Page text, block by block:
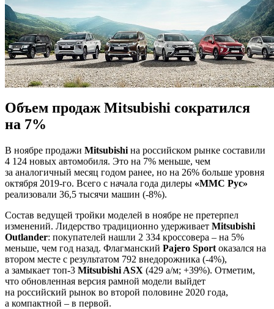
Объем продаж Mitsubishi сократился
на 7%
В ноябре продажи Mitsubishi на российском рынке составили
4 124 новых автомобиля. Это на 7% меньше, чем
за аналогичный месяц годом ранее, но на 26% больше уровня
октября 2019-го. Всего с начала года дилеры «ММС Рус»
реализовали 36,5 тысячи машин (-8%).
Состав ведущей тройки моделей в ноябре не претерпел
изменений. Лидерство традиционно удерживает Mitsubishi
Outlander: покупателей нашли 2 334 кроссовера – на 5%
меньше, чем год назад. Флагманский Pajero Sport оказался на
втором месте с результатом 792 внедорожника (-4%),
а замыкает топ-3 Mitsubishi ASX (429 а/м; +39%). Отметим,
что обновленная версия рамной модели выйдет
на российский рынок во второй половине 2020 года,
а компактной – в первой.